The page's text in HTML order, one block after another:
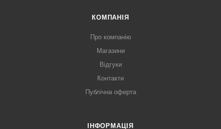
КОМПАНІЯ
Про компанію
Магазини
Відгуки
Контакти
Публічна оферта
ІНФОРМАЦІЯ